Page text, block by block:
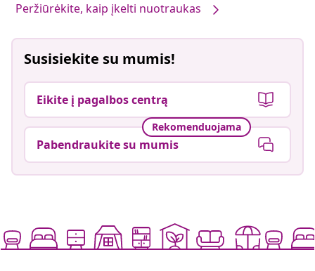
Peržiūrėkite, kaip įkelti nuotraukas
Susisiekite su mumis!
Eikite į pagalbos centrą
Rekomenduojama
Pabendraukite su mumis